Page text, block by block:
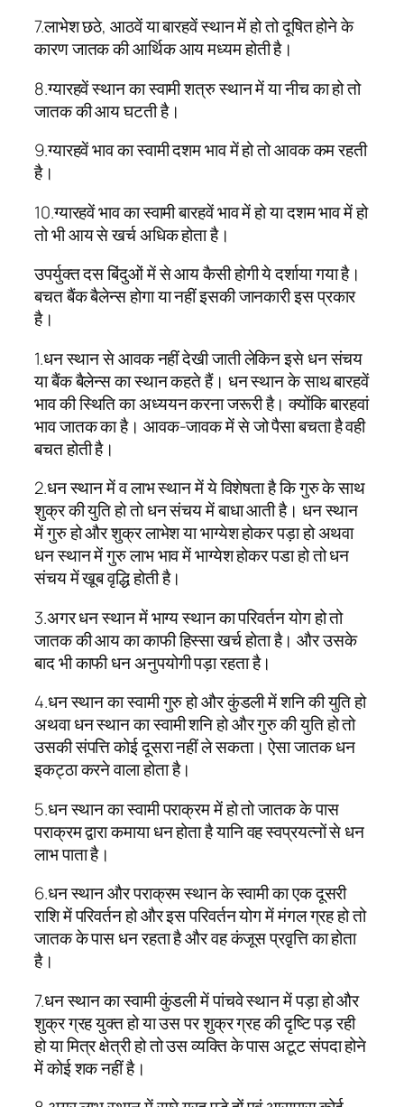
7.लाभेश छठे, आठवें या बारहवें स्थान में हो तो दूषित होने के
कारण जातक की आर्थिक आय मध्यम होती है।
8.ग्यारहवें स्थान का स्वामी शत्रु स्थान में या नीच का हो तो
जातक की आय घटती है।
9.ग्यारहवें भाव का स्वामी दशम भाव में हो तो आवक कम रहती
है।
10.ग्यारहवें भाव का स्वामी बारहवें भाव में हो या दशम भाव में हो
तो भी आय से खर्च अधिक होता है।
उपर्युक्त दस बिंदुओं में से आय कैसी होगी ये दर्शाया गया है।
बचत बैंक बैलेन्स होगा या नहीं इसकी जानकारी इस प्रकार
है।
1.धन स्थान से आवक नहीं देखी जाती लेकिन इसे धन संचय
या बैंक बैलेन्स का स्थान कहते हैं। धन स्थान के साथ बारहवें
भाव की स्थिति का अध्ययन करना जरूरी है। क्योंकि बारहवां
भाव जातक का है। आवक-जावक में से जो पैसा बचता है वही
बचत होती है।
2.धन स्थान में व लाभ स्थान में ये विशेषता है कि गुरु के साथ
शुक्र की युति हो तो धन संचय में बाधा आती है। धन स्थान
में गुरु हो और शुक्र लाभेश या भाग्येश होकर पड़ा हो अथवा
धन स्थान में गुरु लाभ भाव में भाग्येश होकर पडा हो तो धन
संचय में खूब वृद्धि होती है।
3.अगर धन स्थान में भाग्य स्थान का परिवर्तन योग हो तो
जातक की आय का काफी हिस्सा खर्च होता है। और उसके
बाद भी काफी धन अनुपयोगी पड़ा रहता है।
4.धन स्थान का स्वामी गुरु हो और कुंडली में शनि की युति हो
अथवा धन स्थान का स्वामी शनि हो और गुरु की युति हो तो
उसकी संपत्ति कोई दूसरा नहीं ले सकता। ऐसा जातक धन
इकट्ठा करने वाला होता है।
5.धन स्थान का स्वामी पराक्रम में हो तो जातक के पास
पराक्रम द्वारा कमाया धन होता है यानि वह स्वप्रयत्नों से धन
लाभ पाता है।
6.धन स्थान और पराक्रम स्थान के स्वामी का एक दूसरी
राशि में परिवर्तन हो और इस परिवर्तन योग में मंगल ग्रह हो तो
जातक के पास धन रहता है और वह कंजूस प्रवृ़त्ति का होता
है।
7.धन स्थान का स्वामी कुंडली में पांचवे स्थान में पड़ा हो और
शुक्र ग्रह युक्त हो या उस पर शुक्र ग्रह की दृष्टि पड़ रही
हो या मित्र क्षेत्री हो तो उस व्यक्ति के पास अटूट संपदा होने
में कोई शक नहीं है।